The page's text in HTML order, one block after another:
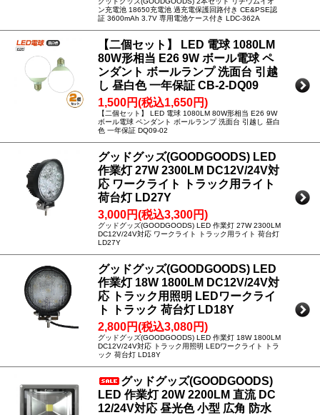
ン充電池 18650充電池 過充電保護回路付き CE&PSE認
証 3600mAh 3.7V 専用電池ケース付き LDC-362A
【二個セット】 LED 電球 1080LM
80W形相当 E26 9W ボール電球 ペ
ンダント ボールランプ 洗面台 引越
し 昼白色 一年保証 CB-2-DQ09
1,500円(税込1,650円)
【二個セット】 LED 電球 1080LM 80W形相当 E26 9W
ボール電球 ペンダント ボールランプ 洗面台 引越し 昼白
色 一年保証 DQ09-02
グッドグッズ(GOODGOODS) LED
作業灯 27W 2300LM DC12V/24V対
応 ワークライト トラック用ライト
荷台灯 LD27Y
3,000円(税込3,300円)
グッドグッズ(GOODGOODS) LED 作業灯 27W 2300LM
DC12V/24V対応 ワークライト トラック用ライト 荷台灯
LD27Y
グッドグッズ(GOODGOODS) LED
作業灯 18W 1800LM DC12V/24V対
応 トラック用照明 LEDワークライ
ト トラック 荷台灯 LD18Y
2,800円(税込3,080円)
グッドグッズ(GOODGOODS) LED 作業灯 18W 1800LM
DC12V/24V対応 トラック用照明 LEDワークライト トラ
ック 荷台灯 LD18Y
グッドグッズ(GOODGOODS)
LED 作業灯 20W 2200LM 直流 DC
12/24V対応 昼光色 小型 広角 防水